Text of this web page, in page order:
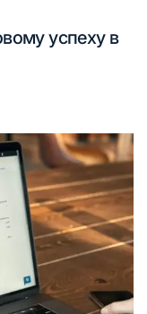
успеху в